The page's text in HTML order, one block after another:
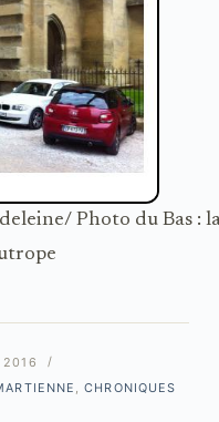
Photo du Bas :
2016
,CHRONIQUES